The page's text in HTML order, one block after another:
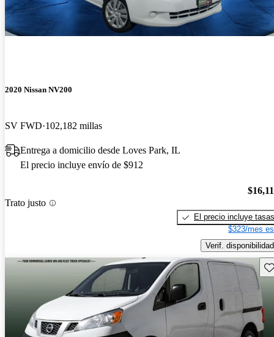
2020 Nissan NV200
SV FWD 102,182 millas
Entrega a domicilio desde Loves Park, IL
El precio incluye envío de $912
Trato justo
El precio incluye tasas
$323/mes
Verif. disponibilidad